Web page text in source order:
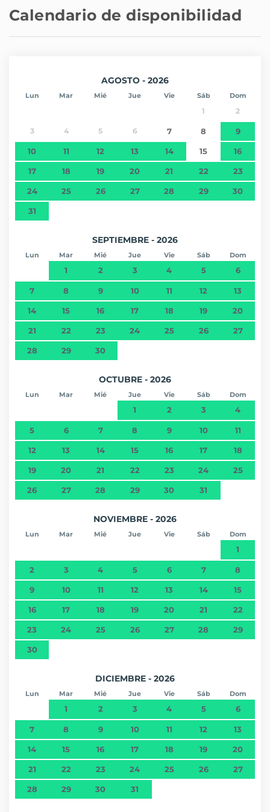
Calendario de disponibilidad
AGOSTO - 2026
Lun Mar Mié Jue Vie Sáb Dom
1 2
3 4 5 6 7 8 9
10 11 12 13 14 15 16
17 18 19 20 21 22 23
24 25 26 27 28 29 30
31
SEPTIEMBRE - 2026
Lun Mar Mié Jue Vie Sáb Dom
1 2 3 4 5 6
7 8 9 10 11 12 13
14 15 16 17 18 19 20
21 22 23 24 25 26 27
28 29 30
OCTUBRE - 2026
Lun Mar Mié Jue Vie Sáb Dom
1 2 3 4
5 6 7 8 9 10 11
12 13 14 15 16 17 18
19 20 21 22 23 24 25
26 27 28 29 30 31
NOVIEMBRE - 2026
Lun Mar Mié Jue Vie Sáb Dom
1
2 3 4 5 6 7 8
9 10 11 12 13 14 15
16 17 18 19 20 21 22
23 24 25 26 27 28 29
30
DICIEMBRE - 2026
Lun Mar Mié Jue Vie Sáb Dom
1 2 3 4 5 6
7 8 9 10 11 12 13
14 15 16 17 18 19 20
21 22 23 24 25 26 27
28 29 30 31